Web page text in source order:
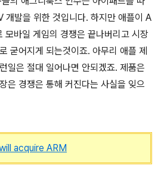
개발을 위한 것입니다. 하지만 애플이 A
모바일 게임의 경쟁은 끝나버리고 시장
굳어지게 되는것이죠. 아무리 애플 제
일은 절대 일어나면 안되겠죠. 제품은
은 경쟁은 통해 커진다는 사실을 잊으
acquire ARM